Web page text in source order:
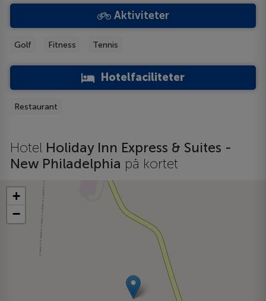
Aktiviteter
Golf Fitness Tennis
Hotelfaciliteter
Restaurant
Hotel Holiday Inn Express & Suites -
New Philadelphia på kortet
+
−